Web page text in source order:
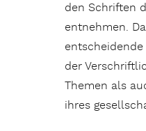
den Schriften
entnehmen.
der
Themen als
ihres